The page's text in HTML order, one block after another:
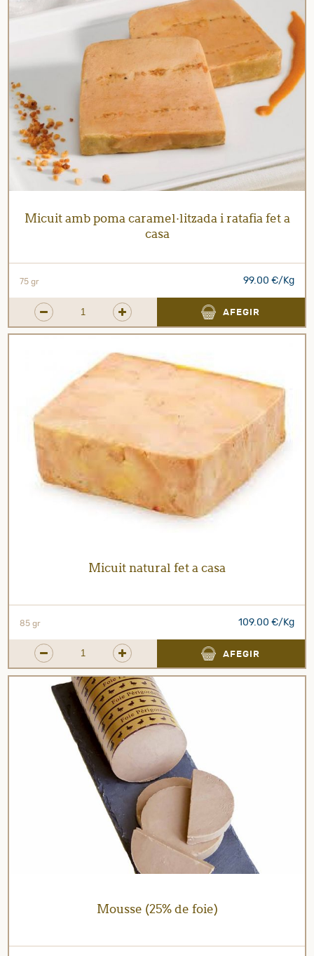
Micuit amb poma caramel·litzada i ratafia fet a
casa
75 gr 99.00 €/Kg
AFEGIR
Micuit natural fet a casa
85 gr 109.00 €/Kg
AFEGIR
Mousse (25% de foie)